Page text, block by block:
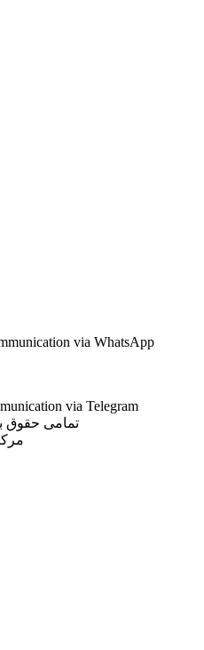
via WhatsApp
via Telegram
تمامی حقوق